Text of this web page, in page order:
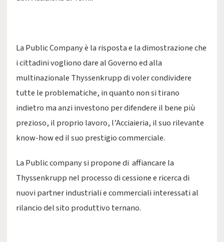
La Public Company è la risposta e la dimostrazione che
i cittadini vogliono dare al Governo ed alla
multinazionale Thyssenkrupp di voler condividere
tutte le problematiche, in quanto non si tirano
indietro ma anzi investono per difendere il bene più
prezioso, il proprio lavoro, l’Acciaieria, il suo rilevante
know-how ed il suo prestigio commerciale.
La Public company si propone di affiancare la
Thyssenkrupp nel processo di cessione e ricerca di
nuovi partner industriali e commerciali interessati al
rilancio del sito produttivo ternano.